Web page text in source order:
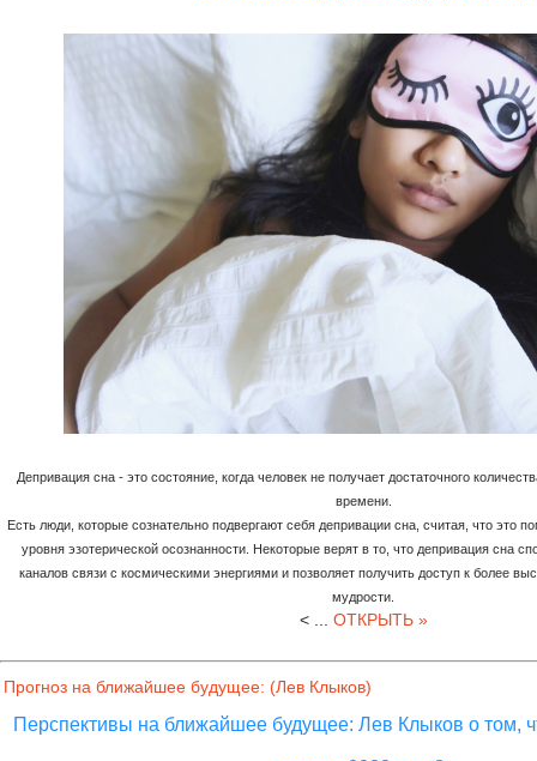
Депривация сна - это состояние, когда человек не получает достаточного
времени.
Есть люди, которые сознательно подвергают себя депривации сна, считая, что это
уровня эзотерической осознанности. Некоторые верят в то, что депривация сна
каналов связи с космическими энергиями и позволяет получить доступ к более
мудрости.
< ОТКРЫТЬ »
Прогноз на ближайшее будущее: (Лев Клыков)
Перспективы на ближайшее будущее: Лев Клыков о том,